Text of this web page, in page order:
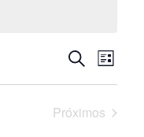
Búsqueda
y
Buscar
por
las
de
Lista
Próximos